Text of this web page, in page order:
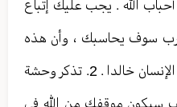
الله . يجب عليك إتباع
هناك رب سوف يحاسبك ، وأن هذه
الدنيا فانية زائلة ولن يبقى فيها الإنسان خالدا . 2. تذكر وحشة
سيكون موقفك من الله في